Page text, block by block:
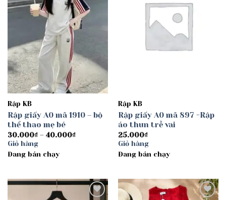
Rập KB
Rập giấy A0 mã 1910 – bộ
thể thao mẹ bé
30.000₫ – 40.000₫Khoảng
Giỏ hàng
Đang bán chạy
Rập KB
Rập giấy A0 mã 897 -Rập
áo thun trễ vai
25.000₫
Giỏ hàng
Đang bán chạy